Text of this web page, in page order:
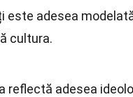
este adesea
cultura.
reflectă adesea